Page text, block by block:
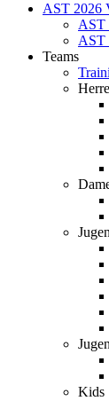
AST 2026
AST
AST
Teams
Kids